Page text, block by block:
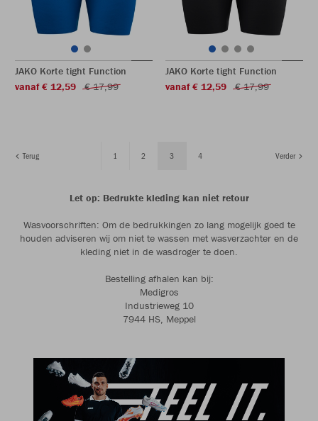
JAKO Korte tight Function
vanaf € 12,59
€ 17,99
JAKO Korte tight Function
vanaf € 12,59
€ 17,99
Terug 1 2 3 4 Verder
Let op: Bedrukte kleding kan niet retour
Wasvoorschriften: Om de bedrukkingen zo lang mogelijk goed te
houden adviseren wij om niet te wassen met wasverzachter en de
kleding niet in de wasdroger te doen.
Bestelling afhalen kan bij:
Medigros
Industrieweg 10
7944 HS, Meppel